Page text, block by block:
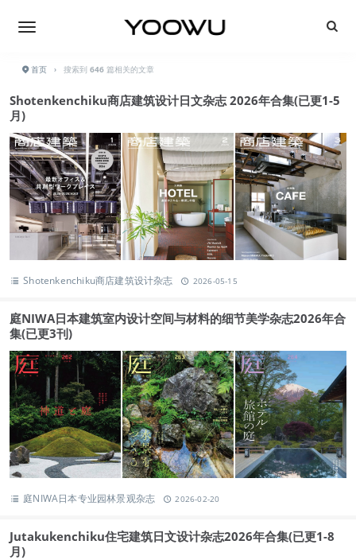
首页 › 搜索到 646 篇相关的文章
Shotenkenchiku商店建筑设计日文杂志 2026年合集(已更1-5
月)
Shotenkenchiku商店建筑设计杂志 2026-05-15
庭NIWA日本建筑室内设计空间与材料的细节美学杂志2026年合
集(已更3刊)
庭NIWA日本专业园林景观杂志 2026-02-20
Jutakukenchiku住宅建筑日文设计杂志2026年合集(已更1-8
月)